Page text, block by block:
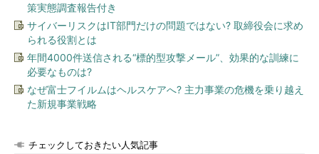
策実態調査報告付き
サイバーリスクはIT部門だけの問題ではない? 取締役会に求め
られる役割とは
年間4000件送信される“標的型攻撃メール”、効果的な訓練に
必要なものは?
なぜ富士フイルムはヘルスケアへ? 主力事業の危機を乗り越え
た新規事業戦略
チェックしておきたい人気記事